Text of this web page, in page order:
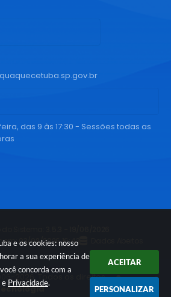
e os cookies: nosso
a sua experiência de
concorda com a
e Privacidade.
ACEITAR
PERSONALIZAR
das 9 às 17:30 - Sessões todas as
em:03/08/2026 16:43
2026. Todos os direitos